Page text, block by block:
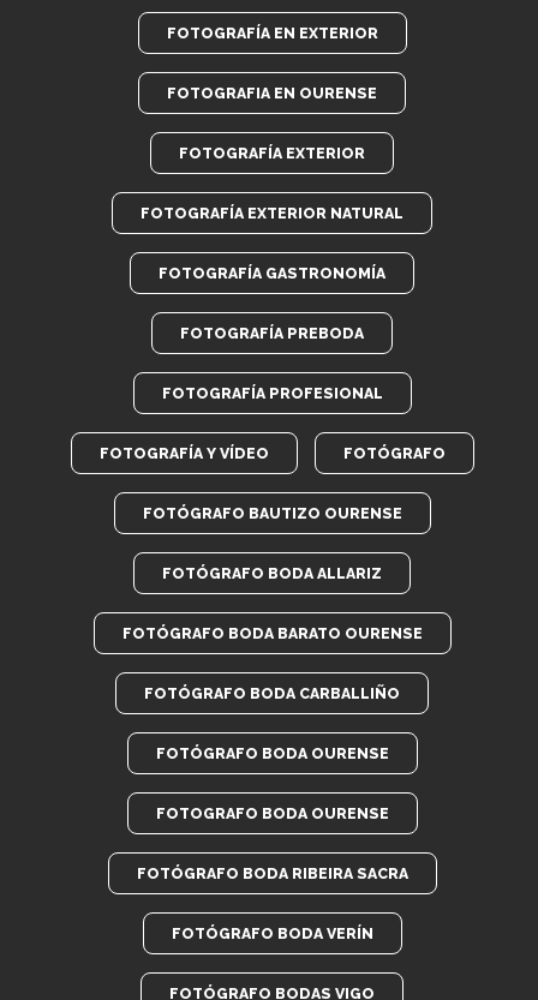
FOTOGRAFÍA EN EXTERIOR
FOTOGRAFIA EN OURENSE
FOTOGRAFÍA EXTERIOR
FOTOGRAFÍA EXTERIOR NATURAL
FOTOGRAFÍA GASTRONOMÍA
FOTOGRAFÍA PREBODA
FOTOGRAFÍA PROFESIONAL
FOTOGRAFÍA Y VÍDEO FOTÓGRAFO
FOTÓGRAFO BAUTIZO OURENSE
FOTÓGRAFO BODA ALLARIZ
FOTÓGRAFO BODA BARATO OURENSE
FOTÓGRAFO BODA CARBALLIÑO
FOTÓGRAFO BODA OURENSE
FOTOGRAFO BODA OURENSE
FOTÓGRAFO BODA RIBEIRA SACRA
FOTÓGRAFO BODA VERÍN
FOTÓGRAFO BODAS VIGO